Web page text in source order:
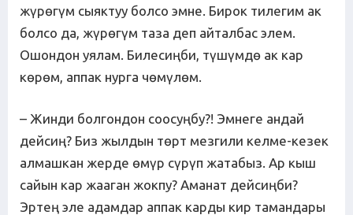
жүрөгүм сыяктуу болсо эмне. Бирок тилегим ак
болсо да, жүрөгүм таза деп айталбас элем.
Ошондон уялам. Билесиңби, түшүмдө ак кар
көрөм, аппак нурга чөмүлөм.
– Жинди болгондон соосуңбу?! Эмнеге андай
дейсиң? Биз жылдын төрт мезгили келме-кезек
алмашкан жерде өмүр сүрүп жатабыз. Ар кыш
сайын кар жааган жокпу? Аманат дейсиңби?
Эртең эле адамдар аппак карды кир тамандары